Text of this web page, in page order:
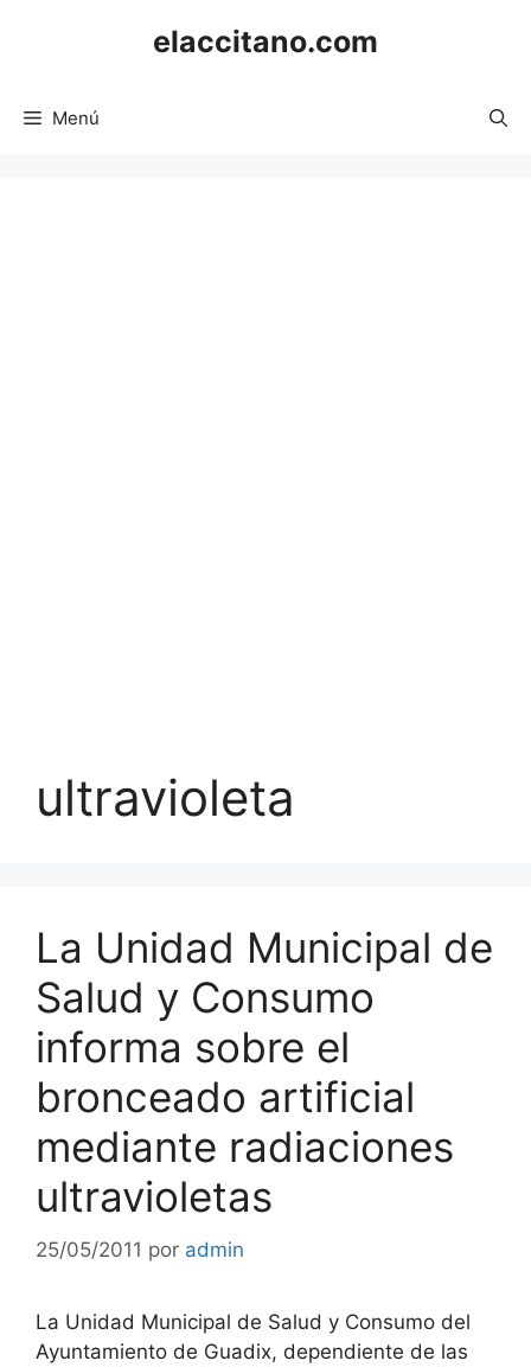
elaccitano.com
Menú
ultravioleta
La Unidad Municipal de
Salud y Consumo
informa sobre el
bronceado artificial
mediante radiaciones
ultravioletas
25/05/2011 por admin
La Unidad Municipal de Salud y Consumo del
Ayuntamiento de Guadix, dependiente de las